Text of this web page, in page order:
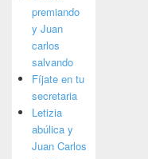
premiando
y Juan
carlos
salvando
Fíjate en tu
secretaria
Letizia
abúlica y
Juan Carlos